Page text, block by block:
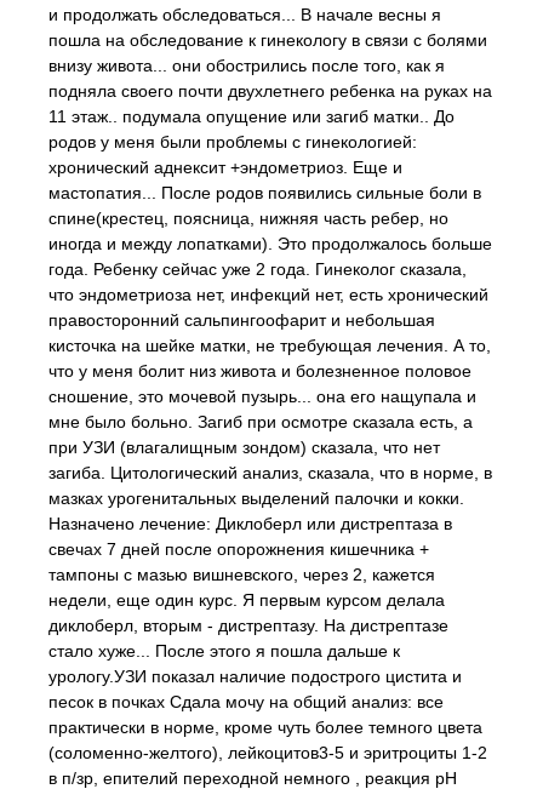
и продолжать обследоваться... В начале весны я
пошла на обследование к гинекологу в связи с болями
внизу живота... они обострились после того, как я
подняла своего почти двухлетнего ребенка на руках на
11 этаж.. подумала опущение или загиб матки.. До
родов у меня были проблемы с гинекологией:
хронический аднексит +эндометриоз. Еще и
мастопатия... После родов появились сильные боли в
спине(крестец, поясница, нижняя часть ребер, но
иногда и между лопатками). Это продолжалось больше
года. Ребенку сейчас уже 2 года. Гинеколог сказала,
что эндометриоза нет, инфекций нет, есть хронический
правосторонний сальпингоофарит и небольшая
кисточка на шейке матки, не требующая лечения. А то,
что у меня болит низ живота и болезненное половое
сношение, это мочевой пузырь... она его нащупала и
мне было больно. Загиб при осмотре сказала есть, а
при УЗИ (влагалищным зондом) сказала, что нет
загиба. Цитологический анализ, сказала, что в норме, в
мазках урогенитальных выделений палочки и кокки.
Назначено лечение: Диклоберл или дистрептаза в
свечах 7 дней после опорожнения кишечника +
тампоны с мазью вишневского, через 2, кажется
недели, еще один курс. Я первым курсом делала
диклоберл, вторым - дистрептазу. На дистрептазе
стало хуже... После этого я пошла дальше к
урологу.УЗИ показал наличие подострого цистита и
песок в почках Сдала мочу на общий анализ: все
практически в норме, кроме чуть более темного цвета
(соломенно-желтого), лейкоцитов3-5 и эритроциты 1-2
в п/зр, епителий переходной немного , реакция pH